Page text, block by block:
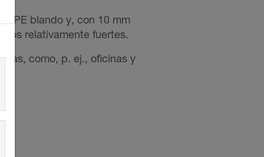
blando y, con 10 mm
relativamente fuertes.
como, p. ej., oficinas y